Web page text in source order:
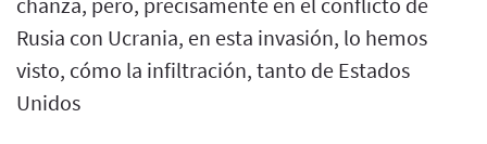
Rusia con Ucrania, en esta invasión, lo hemos
visto, cómo la infiltración, tanto de Estados
Unidos